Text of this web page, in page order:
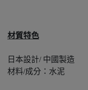
材質特色
日本設計/ 中國製造
材料/成分：水泥